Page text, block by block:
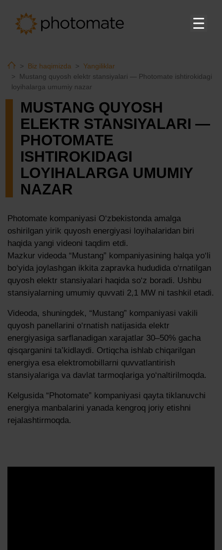
HomeBiz haqimizda
Yangiliklar
Mustang quyosh elektr stansiyalari — Photomate ishtirokidagi
loyihalarga umumiy nazar
MUSTANG QUYOSH
ELEKTR STANSIYALARI —
PHOTOMATE
ISHTIROKIDAGI
LOYIHALARGA UMUMIY
NAZAR
Photomate kompaniyasi O‘zbekistonda amalga
oshirilgan yirik quyosh energiyasi loyihalaridan biri
haqida yangi videoni taqdim etdi.
Mazkur videoda “Mustang” kompaniyasining halqa yo‘li
bo‘yida joylashgan ikkita zapravka hududida o‘rnatilgan
quyosh elektr stansiyalari haqida so‘z boradi. Ushbu
stansiyalarning umumiy quvvati 2,1 MW ni tashkil etadi.
Videoda, shuningdek, “Mustang” kompaniyasi vakili
quyosh panellarini o‘rnatish natijasida elektr
energiyasiga sarflanadigan xarajatlar 30–50% gacha
qisqarganini ta’kidlaydi. Ortiqcha ishlab chiqarilgan
energiya esa elektromobillarni quvvatlantirish
stansiyalariga va davlat tarmoqlariga yo‘naltirilmoqda.
Kelgusida “Photomate” kompaniyasi qayta tiklanuvchi
energiya manbalarini yanada kengroq joriy etishni
rejalashtirmoqda.
Mahsulotlar
EMS
Texnik yordam
Yuklab olish
Biz haqimizda
Kompaniyamiz haqida
Hamkorlar
Karyera
Distribyutorlar
Aloqa